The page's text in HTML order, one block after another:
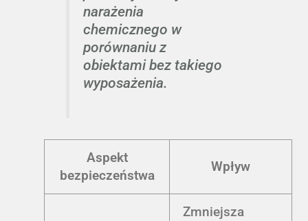
narażenia
chemicznego w
porównaniu z
obiektami bez takiego
wyposażenia.
Aspekt
bezpieczeństwa
Wpływ
Zmniejsza